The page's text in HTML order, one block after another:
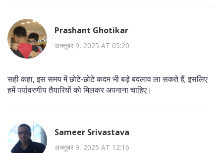
Prashant Ghotikar
अक्तूबर 9, 2025 AT 05:20
सही कहा, इस समय में छोटे‑छोटे कदम भी बड़े बदलाव ला सकते हैं; इसलिए
हमें पर्यावरणीय तैयारियों को मिलकर अपनाना चाहिए।
Sameer Srivastava
अक्तूबर 9, 2025 AT 12:16